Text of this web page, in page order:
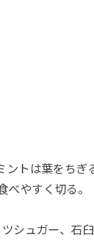
トは葉をちぎ
べやすく切る。
シュガー、石